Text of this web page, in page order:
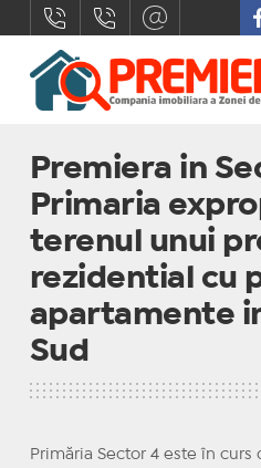
Premiera in
Primaria
terenul unui
rezidential cu
apartamente
Sud
Primăria Sector 4 este în curs